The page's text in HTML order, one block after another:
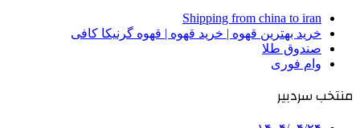
Shipping from china to iran
خرید بهترین قهوه | خرید قهوه | قهوه گرنیکا کافی
صندوق طلا
وام فوری
منتخب سردبیر